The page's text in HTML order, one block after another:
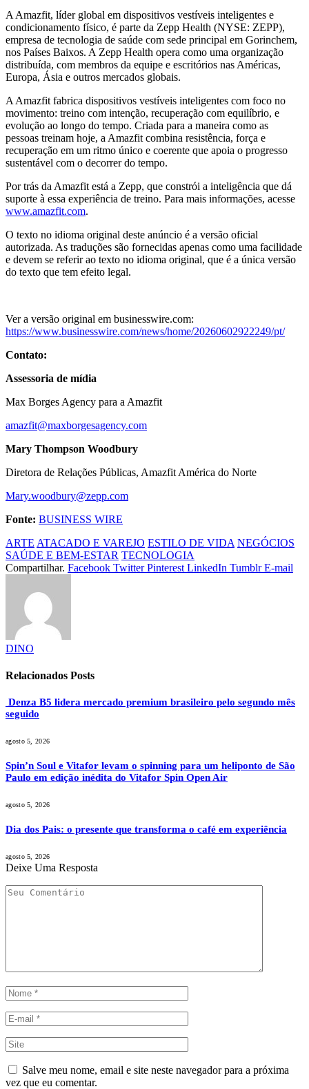
A Amazfit, líder global em dispositivos vestíveis inteligentes e
condicionamento físico, é parte da Zepp Health (NYSE: ZEPP),
empresa de tecnologia de saúde com sede principal em Gorinchem,
nos Países Baixos. A Zepp Health opera como uma organização
distribuída, com membros da equipe e escritórios nas Américas,
Europa, Ásia e outros mercados globais.
A Amazfit fabrica dispositivos vestíveis inteligentes com foco no
movimento: treino com intenção, recuperação com equilíbrio, e
evolução ao longo do tempo. Criada para a maneira como as
pessoas treinam hoje, a Amazfit combina resistência, força e
recuperação em um ritmo único e coerente que apoia o progresso
sustentável com o decorrer do tempo.
Por trás da Amazfit está a Zepp, que constrói a inteligência que dá
suporte à essa experiência de treino. Para mais informações, acesse
www.amazfit.com.
O texto no idioma original deste anúncio é a versão oficial
autorizada. As traduções são fornecidas apenas como uma facilidade
e devem se referir ao texto no idioma original, que é a única versão
do texto que tem efeito legal.
Ver a versão original em businesswire.com:
https://www.businesswire.com/news/home/20260602922249/pt/
Contato:
Assessoria de mídia
Max Borges Agency para a Amazfit
amazfit@maxborgesagency.com
Mary Thompson Woodbury
Diretora de Relações Públicas, Amazfit América do Norte
Mary.woodbury@zepp.com
Fonte: BUSINESS WIRE
ARTE ATACADO E VAREJO ESTILO DE VIDA NEGÓCIOS
SAÚDE E BEM-ESTAR TECNOLOGIA
Compartilhar. Facebook Twitter Pinterest LinkedIn Tumblr E-mail
DINO
Relacionados Posts
Denza B5 lidera mercado premium brasileiro pelo segundo mês
seguido
agosto 5, 2026
Spin’n Soul e Vitafor levam o spinning para um heliponto de São
Paulo em edição inédita do Vitafor Spin Open Air
agosto 5, 2026
Dia dos Pais: o presente que transforma o café em experiência
agosto 5, 2026
Deixe Uma Resposta
Salve meu nome, email e site neste navegador para a próxima
vez que eu comentar.